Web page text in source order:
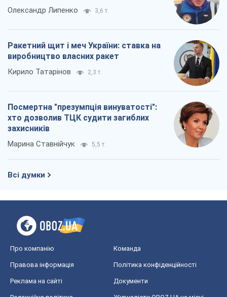
Олександр Липенко 3,6 т.
Ракетний щит і меч України: ставка на
виробництво власних ракет
Кирило Татарінов 2,3 т.
Посмертна "презумпція винуватості":
хто дозволив ТЦК судити загиблих
захисників
Марина Ставнійчук 5,5 т.
Всі думки
Про компанію Команда
Правова інформація Політика конфіденційності
Реклама на сайті Документи